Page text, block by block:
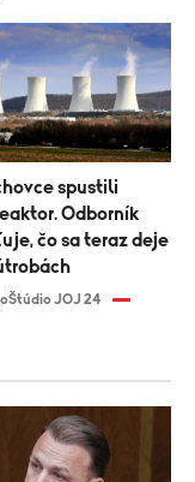
Odborník
čo sa teraz deje
Štúdio JOJ 24